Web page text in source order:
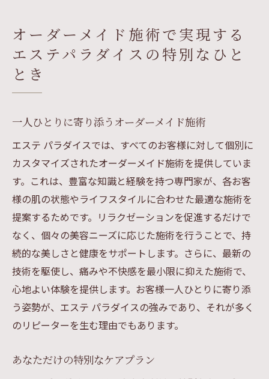
オーダーメイド施術で実現する
エステパラダイスの特別なひと
とき
一人ひとりに寄り添うオーダーメイド施術
エステ パラダイスでは、すべてのお客様に対して個別に
カスタマイズされたオーダーメイド施術を提供していま
す。これは、豊富な知識と経験を持つ専門家が、各お客
様の肌の状態やライフスタイルに合わせた最適な施術を
提案するためです。リラクゼーションを促進するだけで
なく、個々の美容ニーズに応じた施術を行うことで、持
続的な美しさと健康をサポートします。さらに、最新の
技術を駆使し、痛みや不快感を最小限に抑えた施術で、
心地よい体験を提供します。お客様一人ひとりに寄り添
う姿勢が、エステ パラダイスの強みであり、それが多く
のリピーターを生む理由でもあります。
あなただけの特別なケアプラン